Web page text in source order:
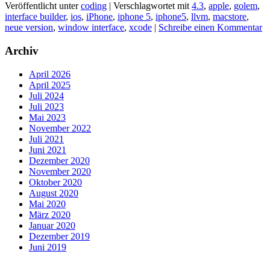
Veröffentlicht unter coding | Verschlagwortet mit 4.3, apple, golem,
interface builder, ios, iPhone, iphone 5, iphone5, llvm, macstore,
neue version, window interface, xcode | Schreibe einen Kommentar
Archiv
April 2026
April 2025
Juli 2024
Juli 2023
Mai 2023
November 2022
Juli 2021
Juni 2021
Dezember 2020
November 2020
Oktober 2020
August 2020
Mai 2020
März 2020
Januar 2020
Dezember 2019
Juni 2019